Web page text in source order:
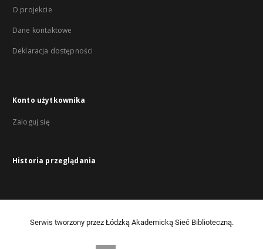
O projekcie
Dane kontaktowe
Deklaracja dostępności
Konto użytkownika
Zaloguj się
Historia przeglądania
Serwis tworzony przez Łódzką Akademicką Sieć Biblioteczną.